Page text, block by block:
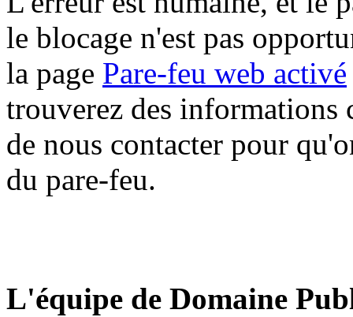
le blocage n'est pas
la page Pare-feu web activé
trouverez des informations
de nous contacter pour
du pare-feu.
L'équipe de Domaine